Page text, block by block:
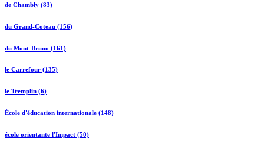
de Chambly (83)
du Grand-Coteau (156)
du Mont-Bruno (161)
le Carrefour (135)
le Tremplin (6)
École d'éducation internationale (148)
école orientante l'Impact (50)